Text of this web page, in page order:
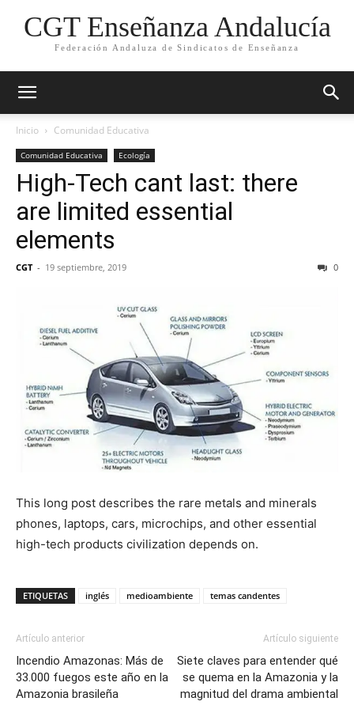
CGT Enseñanza Andalucía
Federación Andaluza de Sindicatos de Enseñanza
Inicio Comunidad Educativa
Comunidad Educativa Ecología
High-Tech cant last: there
are limited essential
elements
CGT - 19 septiembre, 2019 0
This long post describes the rare metals and minerals
phones, laptops, cars, microchips, and other essential
high-tech products civilization depends on.
ETIQUETAS inglés medioambiente temas candentes
Artículo anterior
Incendio Amazonas: Más de
33.000 fuegos este año en la
Amazonia brasileña
Artículo siguiente
Siete claves para entender qué
se quema en la Amazonia y la
magnitud del drama ambiental